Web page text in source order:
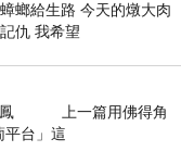
之下，取得多
。
(Jimmy Butler)
賽肯定的好手
螂給生路 今天的燉大肉
仇 我希望
鳳 上一篇用佛得角
平台」這